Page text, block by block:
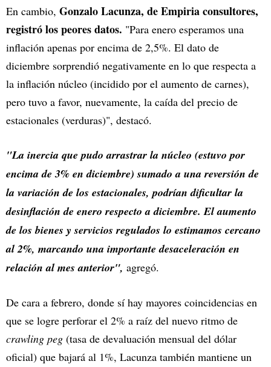
En cambio, Gonzalo Lacunza, de Empiria consultores,
registró los peores datos. "Para enero esperamos una
inflación apenas por encima de 2,5%. El dato de
diciembre sorprendió negativamente en lo que respecta a
la inflación núcleo (incidido por el aumento de carnes),
pero tuvo a favor, nuevamente, la caída del precio de
estacionales (verduras)", destacó.
"La inercia que pudo arrastrar la núcleo (estuvo por
encima de 3% en diciembre) sumado a una reversión de
la variación de los estacionales, podrían dificultar la
desinflación de enero respecto a diciembre. El aumento
de los bienes y servicios regulados lo estimamos cercano
al 2%, marcando una importante desaceleración en
relación al mes anterior", agregó.
De cara a febrero, donde sí hay mayores coincidencias en
que se logre perforar el 2% a raíz del nuevo ritmo de
crawling peg (tasa de devaluación mensual del dólar
oficial) que bajará al 1%, Lacunza también mantiene un